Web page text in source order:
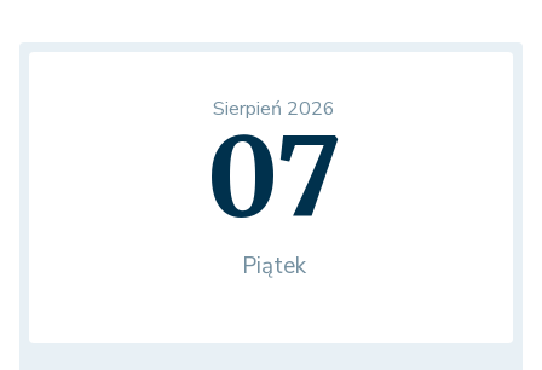
Sierpień 2026
07
Piątek